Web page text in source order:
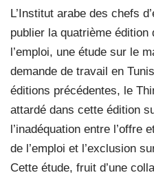
L’Institut arabe des chefs
publier la quatrième
l’emploi, une étude sur le
demande de travail en
éditions précédentes, le
attardé dans cette édition
l’inadéquation entre l’offre
de l’emploi et l’exclusion
Cette étude, fruit d’une